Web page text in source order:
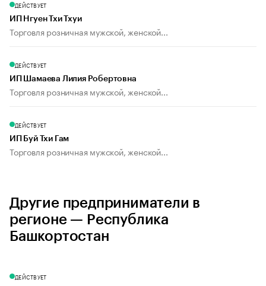
ДЕЙСТВУЕТ
ИП Нгуен Тхи Тхуи
Торговля розничная мужской, женской...
ДЕЙСТВУЕТ
ИП Шамаева Лилия Робертовна
Торговля розничная мужской, женской...
ДЕЙСТВУЕТ
ИП Буй Тхи Гам
Торговля розничная мужской, женской...
Другие предприниматели в
регионе — Республика
Башкортостан
ДЕЙСТВУЕТ